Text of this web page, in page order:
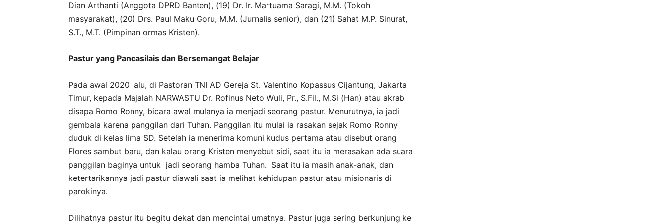
Dian Arthanti (Anggota DPRD Banten), (19) Dr. Ir. Martuama Saragi, M.M. (Tokoh
masyarakat), (20) Drs. Paul Maku Goru, M.M. (Jurnalis senior), dan (21) Sahat M.P. Sinurat,
S.T., M.T. (Pimpinan ormas Kristen).
Pastur yang Pancasilais dan Bersemangat Belajar
Pada awal 2020 lalu, di Pastoran TNI AD Gereja St. Valentino Kopassus Cijantung, Jakarta
Timur, kepada Majalah NARWASTU Dr. Rofinus Neto Wuli, Pr., S.Fil., M.Si (Han) atau akrab
disapa Romo Ronny, bicara awal mulanya ia menjadi seorang pastur. Menurutnya, ia jadi
gembala karena panggilan dari Tuhan. Panggilan itu mulai ia rasakan sejak Romo Ronny
duduk di kelas lima SD. Setelah ia menerima komuni kudus pertama atau disebut orang
Flores sambut baru, dan kalau orang Kristen menyebut sidi, saat itu ia merasakan ada suara
panggilan baginya untuk jadi seorang hamba Tuhan. Saat itu ia masih anak-anak, dan
ketertarikannya jadi pastur diawali saat ia melihat kehidupan pastur atau misionaris di
parokinya.
Dilihatnya pastur itu begitu dekat dan mencintai umatnya. Pastur juga sering berkunjung ke